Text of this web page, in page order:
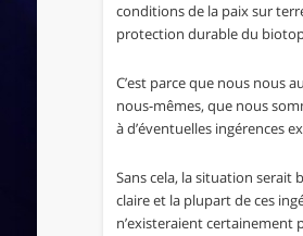
conditions de la paix sur
protection durable du
C’est parce que nous nous
nous-mêmes, que nous
à d’éventuelles ingérences
Sans cela, la situation serait
claire et la plupart de ces
n’existeraient certainement